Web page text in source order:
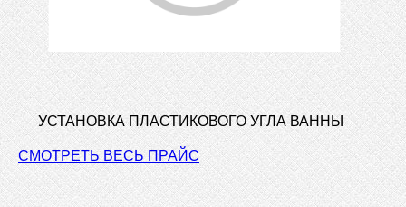
УСТАНОВКА ПЛАСТИКОВОГО УГЛА ВАННЫ
СМОТРЕТЬ ВЕСЬ ПРАЙС